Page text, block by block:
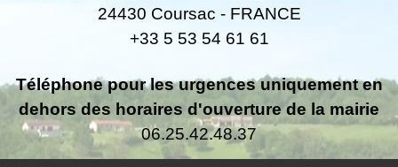
24430 Coursac - FRANCE
+33 5 53 54 61 61
Téléphone pour les urgences uniquement en
dehors des horaires d'ouverture de la mairie
06.25.42.48.37